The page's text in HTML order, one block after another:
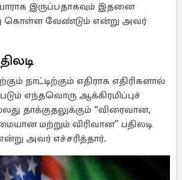
இருப்பதாகவும் இதனை
கொள்ள வேண்டும் என்று அவர்
நாட்டிற்கும் எதிராக எதிரிகளால்
எந்தவொரு ஆக்கிரமிப்புச்
தாக்குதலுக்கும் “விரைவான,
மற்றும் விரிவான” பதிலடி
அவர் எச்சரித்தார்.